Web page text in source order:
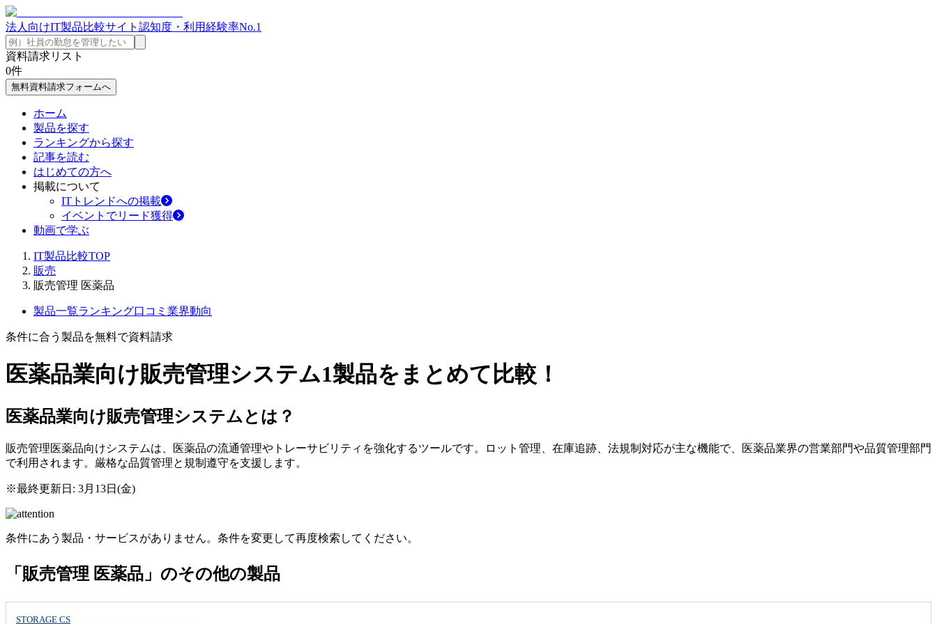
法人向けIT製品比較サイト 認知度・利用経験率No.1
資料請求リスト
0件
無料資料請求フォームへ
ホーム
製品を探す
ランキングから探す
記事を読む
はじめての方へ
掲載について
ITトレンドへの掲載
イベントでリード獲得
動画で学ぶ
IT製品比較TOP
販売
販売管理 医薬品
製品一覧ランキング口コミ 業界動向
条件に合う製品を無料で資料請求
医薬品業向け販売管理システム1製品をまとめて比較！
医薬品業向け販売管理システムとは？
販売管理医薬品向けシステムは、医薬品の流通管理やトレーサビリティを強化するツールです。ロット管理、在庫追跡、法規制対応が主な機能で、医薬品業界の営業部門や品質管理部門
で利用されます。厳格な品質管理と規制遵守を支援します。
※最終更新日: 3月13日(金)
条件にあう製品・サービスがありません。条件を変更して再度検索してください。
「販売管理 医薬品」のその他の製品
STORAGE CS